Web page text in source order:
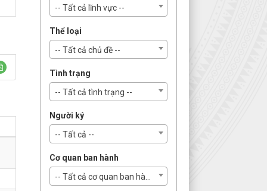
-- Tất cả lĩnh vực --
Thể loại
-- Tất cả chủ đề --
Tình trạng
-- Tất cả tình trạng --
Người ký
-- Tất cả --
Cơ quan ban hành